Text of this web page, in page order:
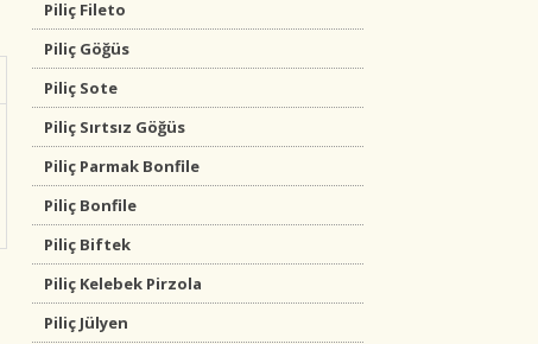
Piliç Fileto
Piliç Göğüs
Piliç Sote
Piliç Sırtsız Göğüs
Piliç Parmak Bonfile
Piliç Bonfile
Piliç Biftek
Piliç Kelebek Pirzola
Piliç Jülyen